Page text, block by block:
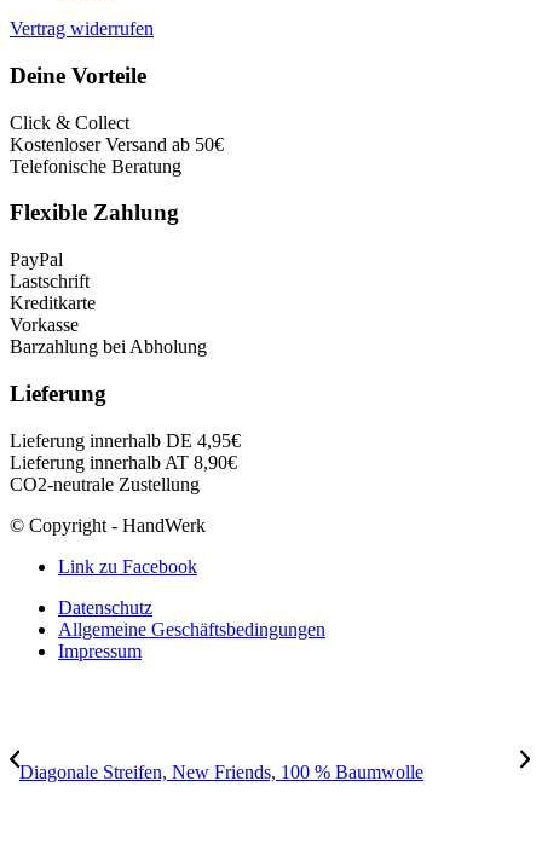
Vertrag widerrufen
Deine Vorteile
Click & Collect
Kostenloser Versand ab 50€
Telefonische Beratung
Flexible Zahlung
PayPal
Lastschrift
Kreditkarte
Vorkasse
Barzahlung bei Abholung
Lieferung
Lieferung innerhalb DE 4,95€
Lieferung innerhalb AT 8,90€
CO2-neutrale Zustellung
© Copyright - HandWerk
Link zu Facebook
Datenschutz
Allgemeine Geschäftsbedingungen
Impressum
Diagonale Streifen, New Friends, 100 % Baumwolle